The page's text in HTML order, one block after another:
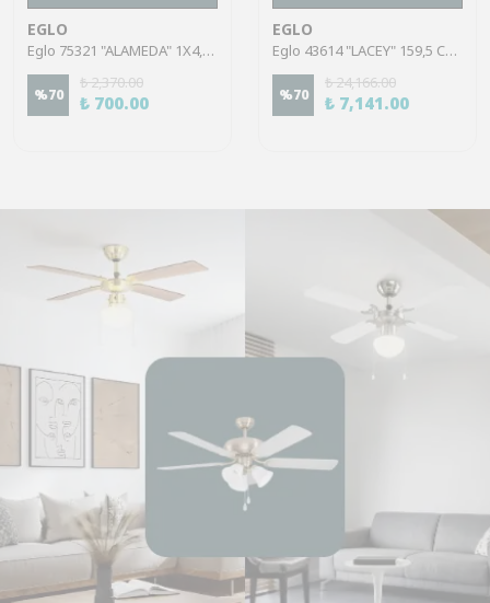
EGLO
Eglo 75321 "ALAMEDA" 1X4,5W Çelik Nikel Mat Sıva Üstü Spot
%70
₺ 2,370.00
₺ 700.00
EGLO
Eglo 43614 "LACEY" 159,5 Cm Yüksekliğinde Çelik, Ahşap Köşe Lambası Lambader
%70
₺ 24,166.00
₺ 7,141.00